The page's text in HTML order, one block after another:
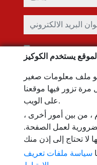
البريد الالكتروني
Captcha
يستخدم الكوكيز
ملف معلومات صغير
تزور فيها موقعنا
على الويب.
، من بين أمور أخرى ،
لعمل الصفحة.
سياسة ملفات تعريف